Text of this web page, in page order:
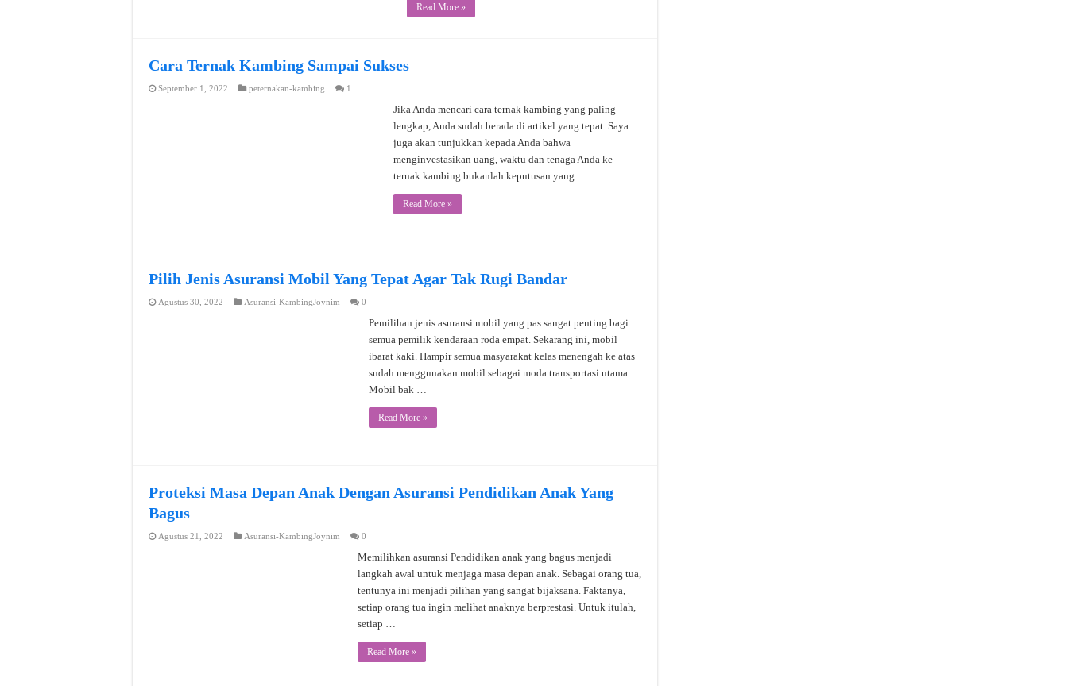
Read More »
Cara Ternak Kambing Sampai Sukses
September 1, 2022 peternakan-kambing 1
Jika Anda mencari cara ternak kambing yang paling
lengkap, Anda sudah berada di artikel yang tepat. Saya
juga akan tunjukkan kepada Anda bahwa
menginvestasikan uang, waktu dan tenaga Anda ke
ternak kambing bukanlah keputusan yang …
Read More »
Pilih Jenis Asuransi Mobil Yang Tepat Agar Tak Rugi Bandar
Agustus 30, 2022 Asuransi-KambingJoynim 0
Pemilihan jenis asuransi mobil yang pas sangat penting bagi
semua pemilik kendaraan roda empat. Sekarang ini, mobil
ibarat kaki. Hampir semua masyarakat kelas menengah ke atas
sudah menggunakan mobil sebagai moda transportasi utama.
Mobil bak …
Read More »
Proteksi Masa Depan Anak Dengan Asuransi Pendidikan Anak Yang
Bagus
Agustus 21, 2022 Asuransi-KambingJoynim 0
Memilihkan asuransi Pendidikan anak yang bagus menjadi
langkah awal untuk menjaga masa depan anak. Sebagai orang tua,
tentunya ini menjadi pilihan yang sangat bijaksana. Faktanya,
setiap orang tua ingin melihat anaknya berprestasi. Untuk itulah,
setiap …
Read More »